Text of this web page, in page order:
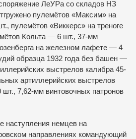
ЛеУРа со складов НЗ
пулемётов «Максим» на
пулемётов «Виккерс» на треноге
Кольта — 6 шт., 37-мм
на железном лафете — 4
образца 1932 года без башен —
выстрелов калибра 45-
артиллерийских выстрелов
7,62-мм винтовочных патронов
наступления немцев на
направлениях командующий